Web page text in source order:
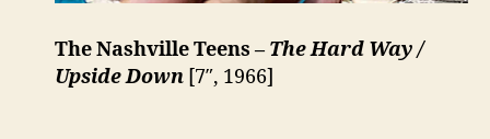
The Nashville Teens – The Hard Way /
Upside Down [7″, 1966]